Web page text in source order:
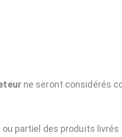
ne seront considérés
partiel des produits livrés